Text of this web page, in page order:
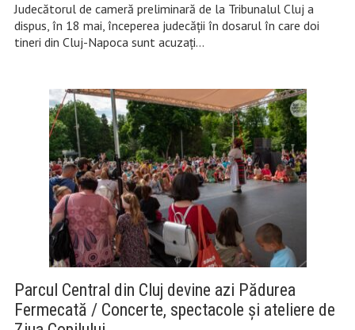
Judecătorul de cameră preliminară de la Tribunalul Cluj a
dispus, în 18 mai, începerea judecății în dosarul în care doi
tineri din Cluj-Napoca sunt acuzați…
Parcul Central din Cluj devine azi Pădurea
Fermecată / Concerte, spectacole și ateliere de